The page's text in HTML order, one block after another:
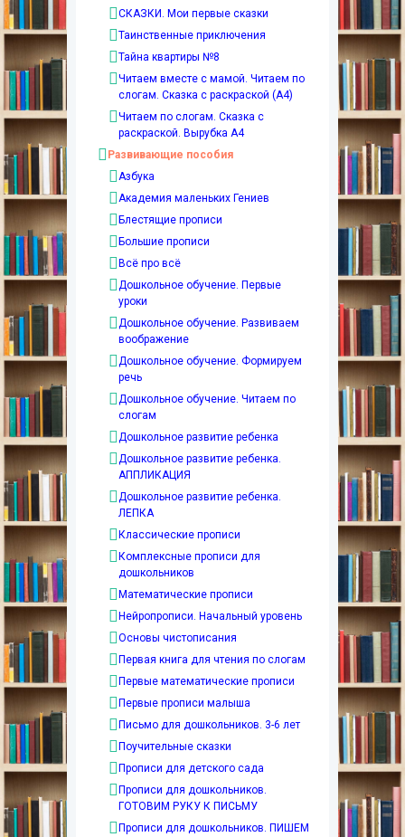
СКАЗКИ. Мои первые сказки
Таинственные приключения
Тайна квартиры №8
Читаем вместе с мамой. Читаем по
слогам. Сказка с раскраской (А4)
Читаем по слогам. Сказка с
раскраской. Вырубка А4
Развивающие пособия
Азбука
Академия маленьких Гениев
Блестящие прописи
Большие прописи
Всё про всё
Дошкольное обучение. Первые
уроки
Дошкольное обучение. Развиваем
воображение
Дошкольное обучение. Формируем
речь
Дошкольное обучение. Читаем по
слогам
Дошкольное развитие ребенка
Дошкольное развитие ребенка.
АППЛИКАЦИЯ
Дошкольное развитие ребенка.
ЛЕПКА
Классические прописи
Комплексные прописи для
дошкольников
Математические прописи
Нейропрописи. Начальный уровень
Основы чистописания
Первая книга для чтения по слогам
Первые математические прописи
Первые прописи малыша
Письмо для дошкольников. 3-6 лет
Поучительные сказки
Прописи для детского сада
Прописи для дошкольников.
ГОТОВИМ РУКУ К ПИСЬМУ
Прописи для дошкольников. ПИШЕМ